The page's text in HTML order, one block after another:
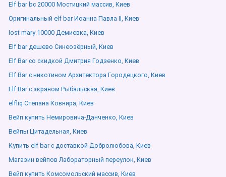
Elf bar bc 20000 Мостицкий массив, Киев
Оригинальный elf bar Иоанна Павла ІІ, Киев
lost mary 10000 Демиевка, Киев
Elf bar дешево Синеозёрный, Киев
Elf Bar со скидкой Дмитрия Годзенко, Киев
Elf Bar с никотином Архитектора Городецкого, Киев
Elf Bar с экраном Рыбальская, Киев
elfliq Степана Ковнира, Киев
Вейп купить Немировича-Данченко, Киев
Вейпы Цитадельная, Киев
Купить elf bar с доставкой Добролюбова, Киев
Магазин вейпов Лабораторный переулок, Киев
Вейп купить Комсомольский массив, Киев